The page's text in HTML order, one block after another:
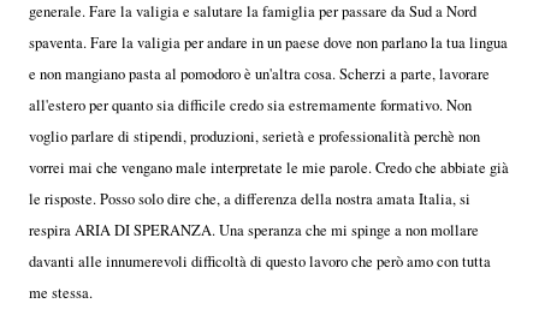
generale. Fare la valigia e salutare la famiglia per passare da Sud a Nord
spaventa. Fare la valigia per andare in un paese dove non parlano la tua lingua
e non mangiano pasta al pomodoro è un'altra cosa. Scherzi a parte, lavorare
all'estero per quanto sia difficile credo sia estremamente formativo. Non
voglio parlare di stipendi, produzioni, serietà e professionalità perchè non
vorrei mai che vengano male interpretate le mie parole. Credo che abbiate già
le risposte. Posso solo dire che, a differenza della nostra amata Italia, si
respira ARIA DI SPERANZA. Una speranza che mi spinge a non mollare
davanti alle innumerevoli difficoltà di questo lavoro che però amo con tutta
me stessa.